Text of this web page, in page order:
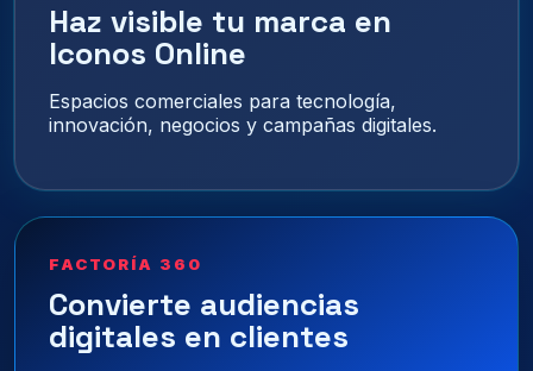
Haz visible tu marca en
Iconos Online
Espacios comerciales para tecnología,
innovación, negocios y campañas digitales.
FACTORÍA 360
Convierte audiencias
digitales en clientes